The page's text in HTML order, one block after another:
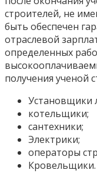
строителей, не
быть обеспечен
отраслевой
определенных
получения ученой
Установщики
котельщики;
сантехники;
Электрики;
операторы
Кровельщики.